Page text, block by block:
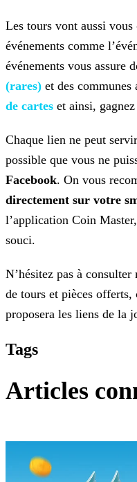
Les tours vont aussi
événements comme
événements vous assure
(rares) et des
de cartes et ainsi,
Chaque lien ne peut servir
possible que vous ne
Facebook. On vous
directement sur votre
l’application Coin
souci.
N’hésitez pas à
de tours et pièces
proposera les liens de la
Tags
Articles